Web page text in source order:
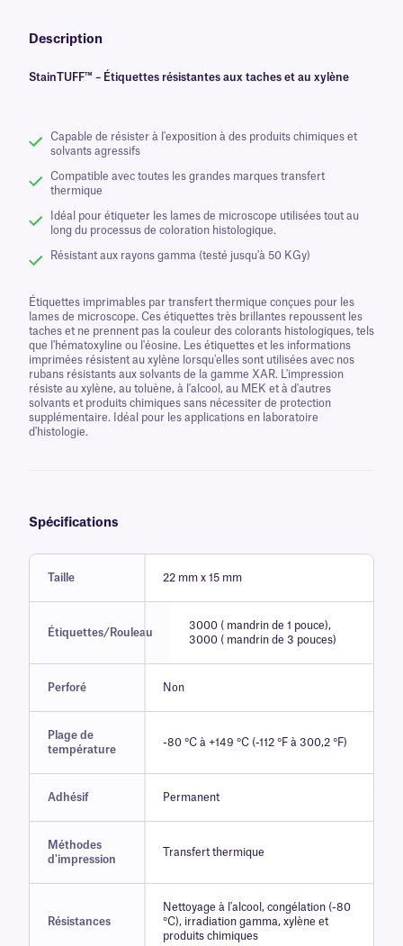
Description
StainTUFF™ – Étiquettes résistantes aux taches et au xylène
Capable de résister à l'exposition à des produits chimiques et
solvants agressifs
Compatible avec toutes les grandes marques transfert
thermique
Idéal pour étiqueter les lames de microscope utilisées tout au
long du processus de coloration histologique.
Résistant aux rayons gamma (testé jusqu'à 50 KGy)
Étiquettes imprimables par transfert thermique conçues pour les
lames de microscope. Ces étiquettes très brillantes repoussent les
taches et ne prennent pas la couleur des colorants histologiques, tels
que l'hématoxyline ou l'éosine. Les étiquettes et les informations
imprimées résistent au xylène lorsqu'elles sont utilisées avec nos
rubans résistants aux solvants de la gamme XAR. L'impression
résiste au xylène, au toluène, à l'alcool, au MEK et à d'autres
solvants et produits chimiques sans nécessiter de protection
supplémentaire. Idéal pour les applications en laboratoire
d'histologie.
Spécifications
Taille 22 mm x 15 mm
Étiquettes/Rouleau
3000 ( mandrin de 1 pouce),
3000 ( mandrin de 3 pouces)
Perforé Non
Plage de
température
-80 °C à +149 °C (-112 °F à 300,2 °F)
Adhésif Permanent
Méthodes
d'impression
Transfert thermique
Résistances
Nettoyage à l'alcool, congélation (-80
°C), irradiation gamma, xylène et
produits chimiques